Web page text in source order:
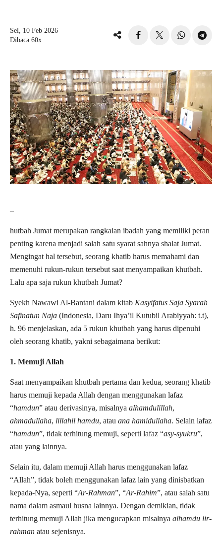
Sel, 10 Feb 2026
Dibaca 60x
–
hutbah Jumat merupakan rangkaian ibadah yang memiliki peran
penting karena menjadi salah satu syarat sahnya shalat Jumat.
Mengingat hal tersebut, seorang khatib harus memahami dan
memenuhi rukun-rukun tersebut saat menyampaikan khutbah.
Lalu apa saja rukun khutbah Jumat?
Syekh Nawawi Al-Bantani dalam kitab Kasyifatus Saja Syarah
Safinatun Naja (Indonesia, Daru Ihya’il Kutubil Arabiyyah: t.t),
h. 96 menjelaskan, ada 5 rukun khutbah yang harus dipenuhi
oleh seorang khatib, yakni sebagaimana berikut:
1. Memuji Allah
Saat menyampaikan khutbah pertama dan kedua, seorang khatib
harus memuji kepada Allah dengan menggunakan lafaz
“hamdun” atau derivasinya, misalnya alhamdulillah,
ahmadullaha, lillahil hamdu, atau ana hamidullaha. Selain lafaz
“hamdun”, tidak terhitung memuji, seperti lafaz “asy-syukru”,
atau yang lainnya.
Selain itu, dalam memuji Allah harus menggunakan lafaz
“Allah”, tidak boleh menggunakan lafaz lain yang dinisbatkan
kepada-Nya, seperti “Ar-Rahman”, “Ar-Rahim”, atau salah satu
nama dalam asmaul husna lainnya. Dengan demikian, tidak
terhitung memuji Allah jika mengucapkan misalnya alhamdu lir-
rahman atau sejenisnya.